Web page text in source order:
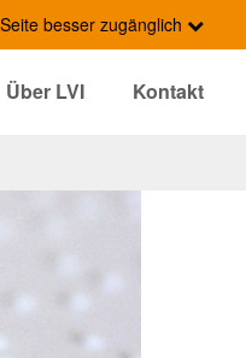
besser zugänglich
Über LVI
Kontakt